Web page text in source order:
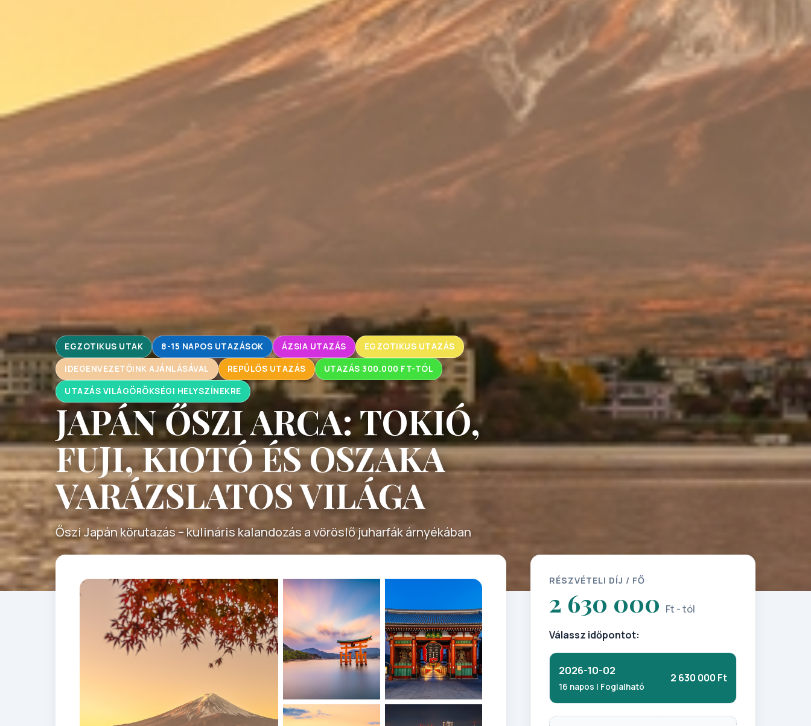
EGZOTIKUS UTAK 8-15 NAPOS UTAZÁSOK ÁZSIA UTAZÁS EGZOTIKUS UTAZÁS
IDEGENVEZETŐINK AJÁNLÁSÁVAL REPÜLŐS UTAZÁS UTAZÁS 300.000 FT-TÓL
UTAZÁS VILÁGÖRÖKSÉGI HELYSZÍNEKRE
JAPÁN ŐSZI ARCA: TOKIÓ,
FUJI, KIOTÓ ÉS OSZAKA
VARÁZSLATOS VILÁGA
Őszi Japán körutazás – kulináris kalandozás a vöröslő juharfák árnyékában
RÉSZVÉTELI DÍJ / FŐ
2 630 000 Ft - tól
Válassz időpontot:
2026-10-02
16 napos | Foglalható
2 630 000 Ft